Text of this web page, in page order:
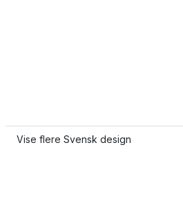
Vise flere Svensk design